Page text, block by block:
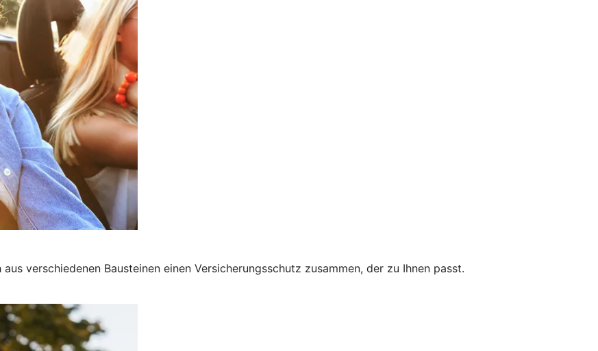
verschiedenen Bausteinen einen Versicherungsschutz zusammen, der zu Ihnen passt.